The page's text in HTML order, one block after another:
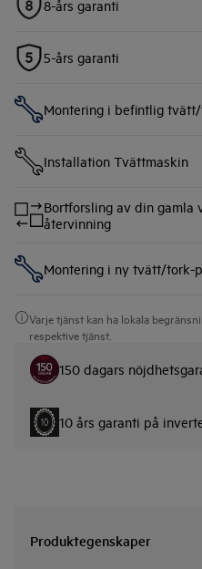
8-års garanti
5-års garanti
Montering i befintlig
Installation Tvättmaskin
Bortforsling av din gamla
återvinning
Montering i ny tvätt/tork-
Varje tjänst kan ha lokala
respektive tjänst.
150 dagars
10 års garanti på
Produktegenskaper